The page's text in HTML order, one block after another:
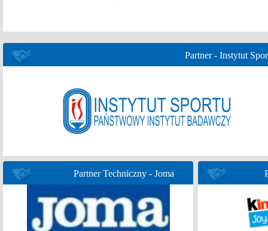
Partner - Instytut
Partner Techniczny - Joma